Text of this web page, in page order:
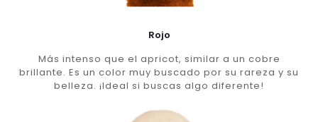
Rojo
Más intenso que el apricot, similar a un cobre
brillante. Es un color muy buscado por su rareza y su
belleza. ¡Ideal si buscas algo diferente!